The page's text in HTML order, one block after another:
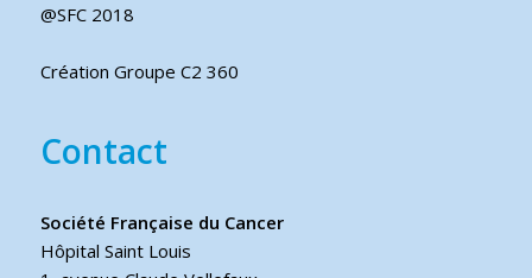
@SFC 2018
Création Groupe C2 360
Contact
Société Française du Cancer
Hôpital Saint Louis